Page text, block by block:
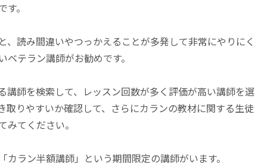
。
、読み間違いやつっかえることが多発して非常にやりにく
テラン講師がお勧めです。
講師を検索して、レッスン回数が多く評価が高い講師を選
取りやすいか確認して、さらにカランの教材に関する生徒
みてください。
カラン半額講師」という期間限定の講師がいます。